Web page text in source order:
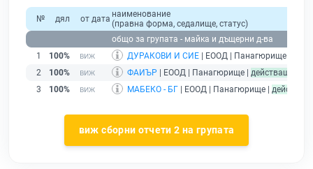
№ дял от дата наименование
(правна форма, седалище, статус)
общо за групата - майка и дъщерни д-ва
1
100% ДУРАКОВИ И СИЕ | ЕООД | Панагюрище |
2
100% ФАИЪР | ЕООД | Панагюрище | действащ
3
100% МАБЕКО - БГ | ЕООД | Панагюрище | действащ
виж сборни отчети 2 на групата